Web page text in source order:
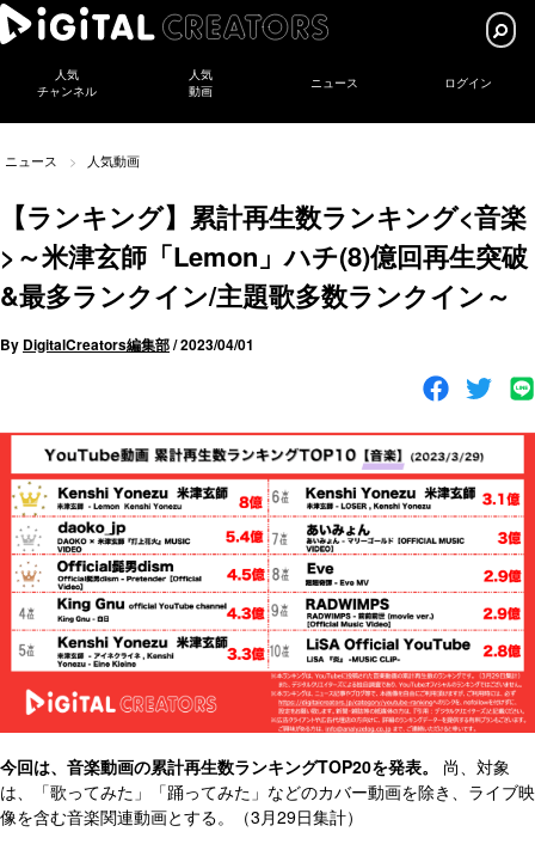
人気
チャンネル
人気
動画
ニュース ログイン
ニュース 人気動画
【ランキング】累計再生数ランキング<音楽
>～米津玄師「Lemon」ハチ(8)億回再生突破
&最多ランクイン/主題歌多数ランクイン～
By DigitalCreators編集部/2023/04/01
今回は、音楽動画の累計再生数ランキングTOP20を発表。 尚、対象
は、「歌ってみた」「踊ってみた」などのカバー動画を除き、ライブ映
像を含む音楽関連動画とする。（3月29日集計）